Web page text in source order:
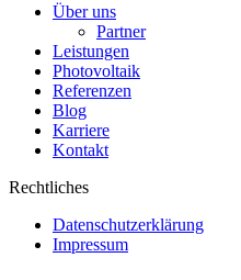
Über uns
Partner
Leistungen
Photovoltaik
Referenzen
Blog
Karriere
Kontakt
Rechtliches
Datenschutzerklärung
Impressum